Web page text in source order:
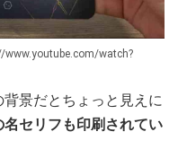
www.youtube.com/watch?
景だとちょっと見えに
名セリフも印刷されてい